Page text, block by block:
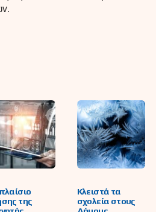
της
Κλειστά τα
σχολεία στους